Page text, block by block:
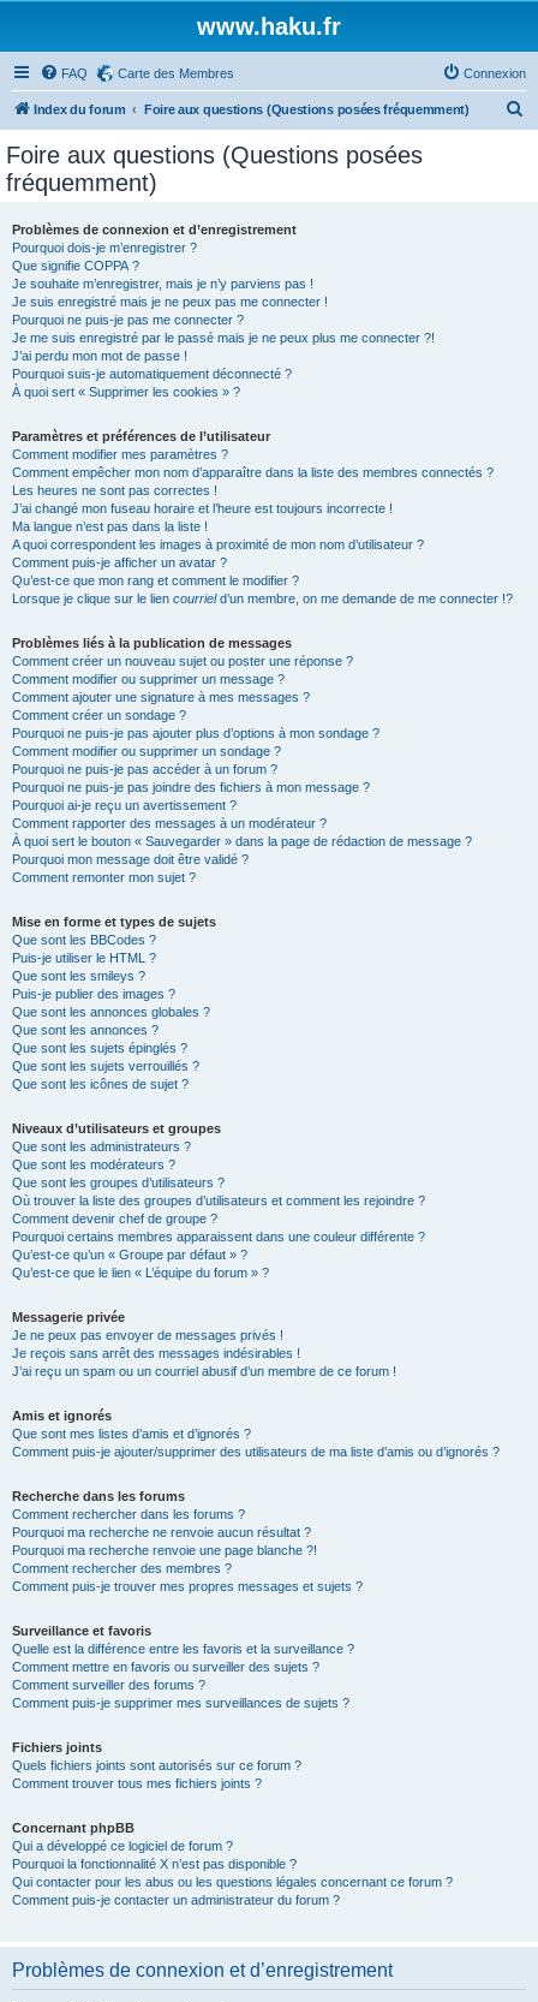
www.haku.fr
FAQ Carte des Membres Connexion
Index du forum Foire aux questions (Questions posées fréquemment)
Foire aux questions (Questions posées
fréquemment)
Problèmes de connexion et d’enregistrement
Pourquoi dois-je m’enregistrer ?
Que signifie COPPA ?
Je souhaite m’enregistrer, mais je n’y parviens pas !
Je suis enregistré mais je ne peux pas me connecter !
Pourquoi ne puis-je pas me connecter ?
Je me suis enregistré par le passé mais je ne peux plus me connecter ?!
J’ai perdu mon mot de passe !
Pourquoi suis-je automatiquement déconnecté ?
À quoi sert « Supprimer les cookies » ?
Paramètres et préférences de l’utilisateur
Comment modifier mes paramètres ?
Comment empêcher mon nom d’apparaître dans la liste des membres connectés ?
Les heures ne sont pas correctes !
J’ai changé mon fuseau horaire et l’heure est toujours incorrecte !
Ma langue n’est pas dans la liste !
A quoi correspondent les images à proximité de mon nom d’utilisateur ?
Comment puis-je afficher un avatar ?
Qu’est-ce que mon rang et comment le modifier ?
Lorsque je clique sur le lien courrield’un membre, on me demande de me connecter !?
Problèmes liés à la publication de messages
Comment créer un nouveau sujet ou poster une réponse ?
Comment modifier ou supprimer un message ?
Comment ajouter une signature à mes messages ?
Comment créer un sondage ?
Pourquoi ne puis-je pas ajouter plus d’options à mon sondage ?
Comment modifier ou supprimer un sondage ?
Pourquoi ne puis-je pas accéder à un forum ?
Pourquoi ne puis-je pas joindre des fichiers à mon message ?
Pourquoi ai-je reçu un avertissement ?
Comment rapporter des messages à un modérateur ?
À quoi sert le bouton « Sauvegarder » dans la page de rédaction de message ?
Pourquoi mon message doit être validé ?
Comment remonter mon sujet ?
Mise en forme et types de sujets
Que sont les BBCodes ?
Puis-je utiliser le HTML ?
Que sont les smileys ?
Puis-je publier des images ?
Que sont les annonces globales ?
Que sont les annonces ?
Que sont les sujets épinglés ?
Que sont les sujets verrouillés ?
Que sont les icônes de sujet ?
Niveaux d’utilisateurs et groupes
Que sont les administrateurs ?
Que sont les modérateurs ?
Que sont les groupes d’utilisateurs ?
Où trouver la liste des groupes d’utilisateurs et comment les rejoindre ?
Comment devenir chef de groupe ?
Pourquoi certains membres apparaissent dans une couleur différente ?
Qu’est-ce qu’un « Groupe par défaut » ?
Qu’est-ce que le lien « L’équipe du forum » ?
Messagerie privée
Je ne peux pas envoyer de messages privés !
Je reçois sans arrêt des messages indésirables !
J’ai reçu un spam ou un courriel abusif d’un membre de ce forum !
Amis et ignorés
Que sont mes listes d’amis et d’ignorés ?
Comment puis-je ajouter/supprimer des utilisateurs de ma liste d’amis ou d’ignorés ?
Recherche dans les forums
Comment rechercher dans les forums ?
Pourquoi ma recherche ne renvoie aucun résultat ?
Pourquoi ma recherche renvoie une page blanche ?!
Comment rechercher des membres ?
Comment puis-je trouver mes propres messages et sujets ?
Surveillance et favoris
Quelle est la différence entre les favoris et la surveillance ?
Comment mettre en favoris ou surveiller des sujets ?
Comment surveiller des forums ?
Comment puis-je supprimer mes surveillances de sujets ?
Fichiers joints
Quels fichiers joints sont autorisés sur ce forum ?
Comment trouver tous mes fichiers joints ?
Concernant phpBB
Qui a développé ce logiciel de forum ?
Pourquoi la fonctionnalité X n’est pas disponible ?
Qui contacter pour les abus ou les questions légales concernant ce forum ?
Comment puis-je contacter un administrateur du forum ?
Problèmes de connexion et d’enregistrement